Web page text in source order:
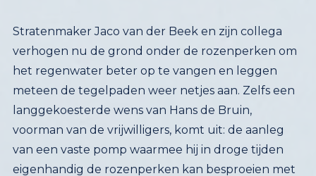
Stratenmaker Jaco van der Beek en zijn collega
verhogen nu de grond onder de rozenperken om
het regenwater beter op te vangen en leggen
meteen de tegelpaden weer netjes aan. Zelfs een
langgekoesterde wens van Hans de Bruin,
voorman van de vrijwilligers, komt uit: de aanleg
van een vaste pomp waarmee hij in droge tijden
eigenhandig de rozenperken kan besproeien met